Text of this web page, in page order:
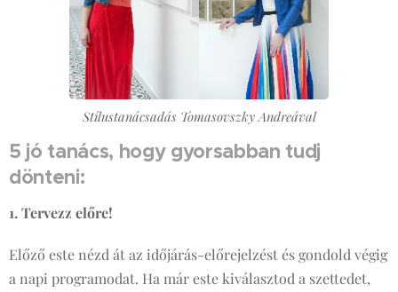
Stílustanácsadás Tomasovszky Andreával
5 jó tanács, hogy gyorsabban tudj
dönteni:
1. Tervezz előre!
Előző este nézd át az időjárás-előrejelzést és gondold végig
a napi programodat. Ha már este kiválasztod a szettedet,